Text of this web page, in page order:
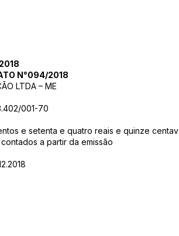
N°094/2018
LTDA – ME
001-70
e setenta e quatro reais e quinze
a partir da emissão